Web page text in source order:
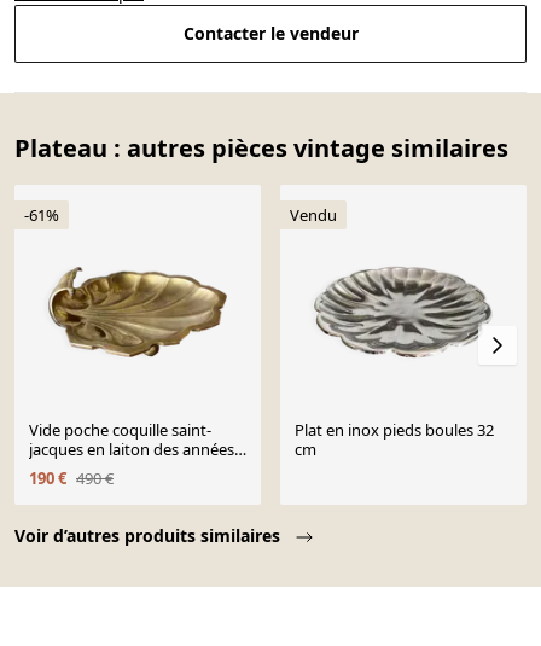
Contacter le vendeur
Plateau : autres pièces vintage similaires
Voir d’autres produits similaires
-61%
Vide poche coquille saint-
jacques en laiton des années
50
190 € 490 €
Vendu
Plat en inox pieds boules 32
cm